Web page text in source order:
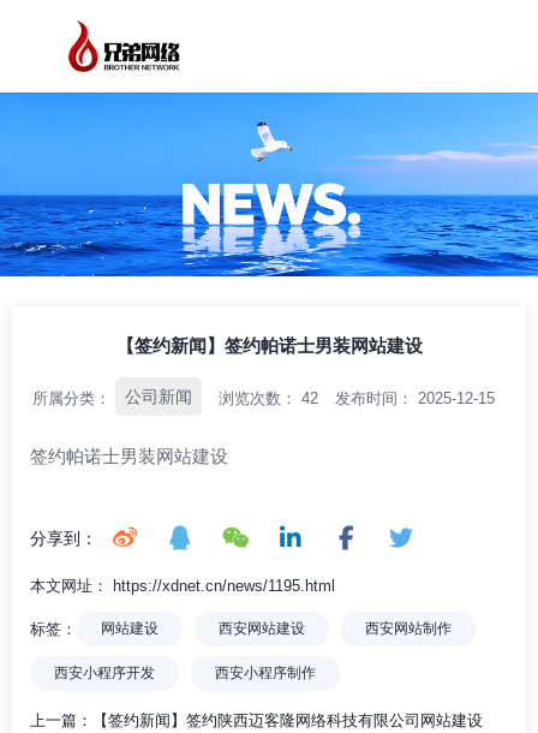
【签约新闻】签约帕诺士男装网站建设
所属分类： 公司新闻 浏览次数： 42 发布时间： 2025-12-15
签约帕诺士男装网站建设
分享到：
本文网址： https://xdnet.cn/news/1195.html
标签： 网站建设 西安网站建设 西安网站制作
西安小程序开发 西安小程序制作
上一篇：
【签约新闻】签约陕西迈客隆网络科技有限公司网站建设